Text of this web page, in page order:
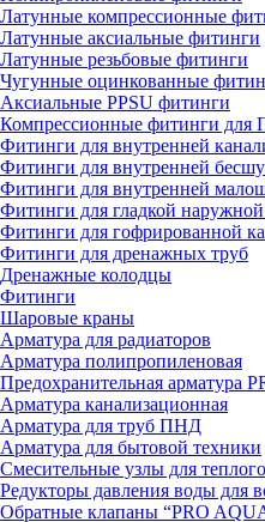
Латунные компрессионные
Латунные аксиальные фитинги
Латунные резьбовые фитинги
Чугунные оцинкованные
Аксиальные PPSU фитинги
Компрессионные фитинги для
Фитинги для внутренней
Фитинги для внутренней
Фитинги для внутренней
Фитинги для гладкой
Фитинги для гофрированной
Фитинги для дренажных труб
Дренажные колодцы
Фитинги
Шаровые краны
Арматура для радиаторов
Арматура полипропиленовая
Предохранительная арматура
Арматура канализационная
Арматура для труб ПНД
Арматура для бытовой техники
Смесительные узлы для
Редукторы давления воды для
Обратные клапаны “PRO